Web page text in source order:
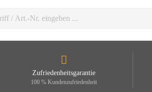
Zufriedenheitsgarantie
100 % Kundenzufriedenheit